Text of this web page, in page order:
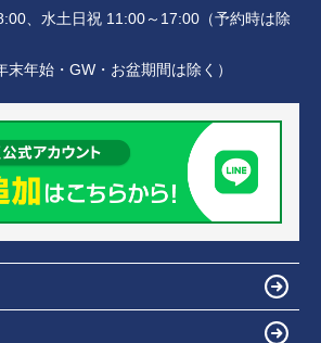
、水土日祝 11:00～17:00（予約時は除
末年始・GW・お盆期間は除く）